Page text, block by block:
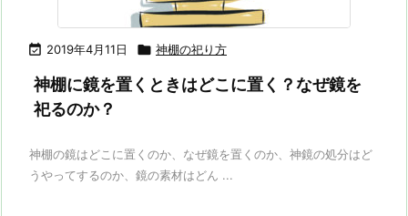
 2019年4月11日  神棚の祀り方
神棚に鏡を置くときはどこに置く？なぜ鏡を
祀るのか？
神棚の鏡はどこに置くのか、なぜ鏡を置くのか、神鏡の処分はど
うやってするのか、鏡の素材はどん ...